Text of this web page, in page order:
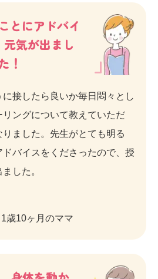
とにアドバイ
気が出まし
！
接したら良いか毎日悶々とし
ングについて教えていただ
ました。先生がとても明る
ドバイスをくださったので、授
した。
10ヶ月のママ